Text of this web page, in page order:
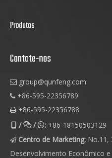
Produtos
Contate-nos
 group@qunfeng.com
 +86-595-22356789
 +86-595-22356788
 //: +86-18150503129
 Centro de Marketing: No.11,
Desenvolvimento Econômico